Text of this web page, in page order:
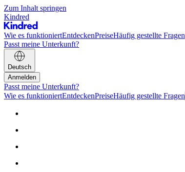
Zum Inhalt springen
Kindred
Wie es funktioniertEntdeckenPreiseHäufig gestellte Fragen
Passt meine Unterkunft?
Deutsch
Anmelden
Passt meine Unterkunft?
Wie es funktioniertEntdeckenPreiseHäufig gestellte Fragen